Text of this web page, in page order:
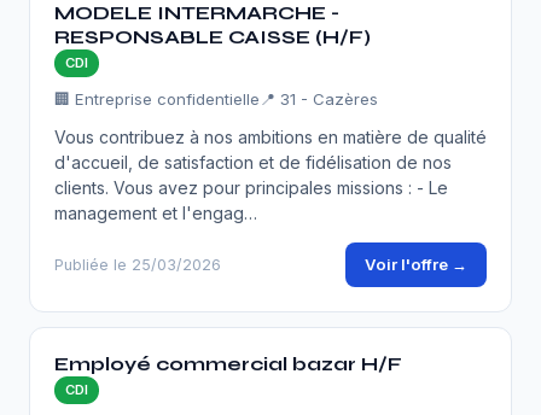
MODELE INTERMARCHE -
RESPONSABLE CAISSE (H/F)
CDI
🏢 Entreprise confidentielle 📍 31 - Cazères
Vous contribuez à nos ambitions en matière de qualité
d'accueil, de satisfaction et de fidélisation de nos
clients. Vous avez pour principales missions : - Le
management et l'engag…
Publiée le 25/03/2026 Voir l'offre →
Employé commercial bazar H/F
CDI